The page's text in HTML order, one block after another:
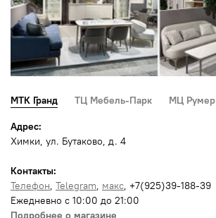
МТК Гранд ТЦ Мебель-Парк МЦ Румер
Адрес:
Химки, ул. Бутаково, д. 4
Контакты:
Телефон, Telegram, макс, +7(925)39-188-39
Ежедневно с 10:00 до 21:00